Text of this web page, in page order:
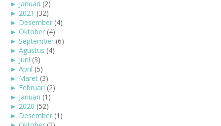
► Januari (2)
► 2021 (32)
► Desember (4)
► Oktober (4)
► September (6)
► Agustus (4)
► Juni (3)
► April (5)
► Maret (3)
► Februari (2)
► Januari (1)
► 2020 (52)
► Desember (1)